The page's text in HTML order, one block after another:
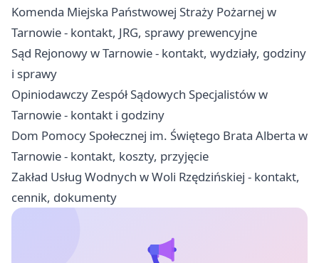
Komenda Miejska Państwowej Straży Pożarnej w
Tarnowie - kontakt, JRG, sprawy prewencyjne
Sąd Rejonowy w Tarnowie - kontakt, wydziały, godziny
i sprawy
Opiniodawczy Zespół Sądowych Specjalistów w
Tarnowie - kontakt i godziny
Dom Pomocy Społecznej im. Świętego Brata Alberta w
Tarnowie - kontakt, koszty, przyjęcie
Zakład Usług Wodnych w Woli Rzędzińskiej - kontakt,
cennik, dokumenty